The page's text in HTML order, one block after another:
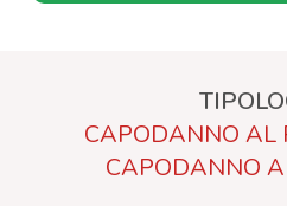
CAPODANNO AL
CAPODANNO